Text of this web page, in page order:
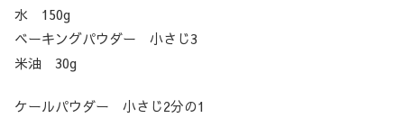
水 150g
ベーキングパウダー 小さじ3
米油 30g
ケールパウダー 小さじ2分の1